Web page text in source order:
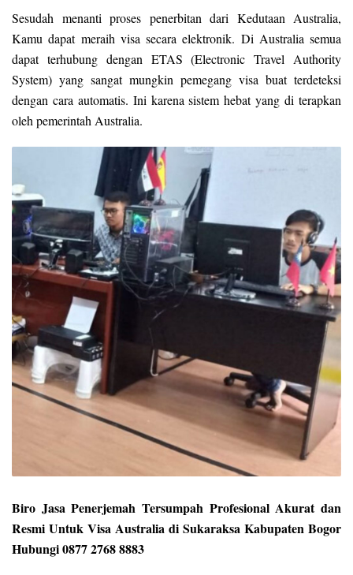
Sesudah menanti proses penerbitan dari Kedutaan Australia,
Kamu dapat meraih visa secara elektronik. Di Australia semua
dapat terhubung dengan ETAS (Electronic Travel Authority
System) yang sangat mungkin pemegang visa buat terdeteksi
dengan cara automatis. Ini karena sistem hebat yang di terapkan
oleh pemerintah Australia.
Biro Jasa Penerjemah Tersumpah Profesional Akurat dan
Resmi Untuk Visa Australia di Sukaraksa Kabupaten Bogor
Hubungi 0877 2768 8883